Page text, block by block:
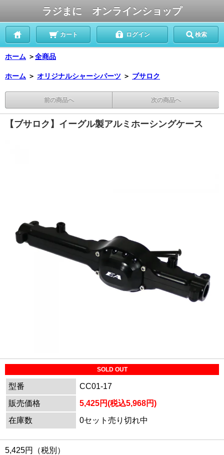
ラジまに オンラインショップ
カート ログイン 検索
ホーム ＞全商品
ホーム ＞ オリジナルシャーシパーツ ＞ ブサロク
前の商品へ 次の商品へ
【ブサロク】イーグル製アルミホーシングケース
SOLD OUT
型番
CC01-17
販売価格
5,425円(税込5,968円)
在庫数
0セット売り切れ中
5,425円（税別）